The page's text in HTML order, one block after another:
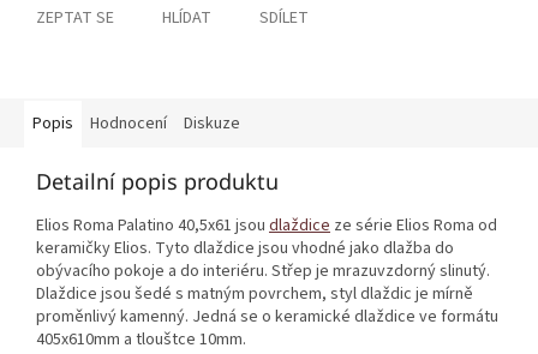
ZEPTAT SE HLÍDAT SDÍLET
Popis Hodnocení Diskuze
Detailní popis produktu
Elios Roma Palatino 40,5x61 jsou dlaždice ze série Elios Roma od
keramičky Elios. Tyto dlaždice jsou vhodné jako dlažba do
obývacího pokoje a do interiéru. Střep je mrazuvzdorný slinutý.
Dlaždice jsou šedé s matným povrchem, styl dlaždic je mírně
proměnlivý kamenný. Jedná se o keramické dlaždice ve formátu
405x610mm a tlouštce 10mm.